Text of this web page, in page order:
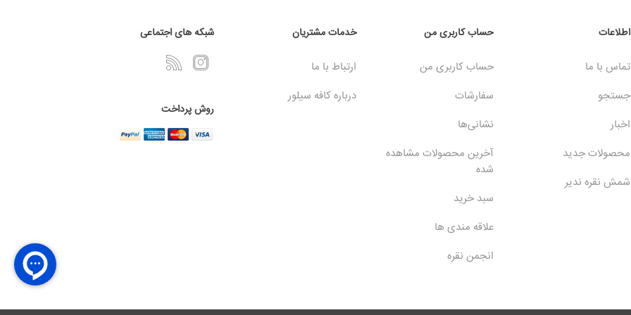
اطلاعات
تماس با ما
جستجو
اخبار
محصولات جدید
شمش نقره ندیر
حساب کاربری من
حساب کاربری من
سفارشات
نشانی‌ها
آخرین محصولات مشاهده
شده
سبد خرید
علاقه مندی ها
انجمن نقره
خدمات مشتریان
ارتباط با ما
درباره کافه سیلور
شبکه های اجتماعی
روش پرداخت